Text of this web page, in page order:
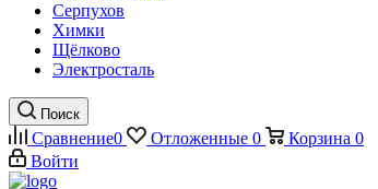
Серпухов
Химки
Щёлково
Электросталь
Поиск
Сравнение0 Отложенные 0 Корзина 0
Войти